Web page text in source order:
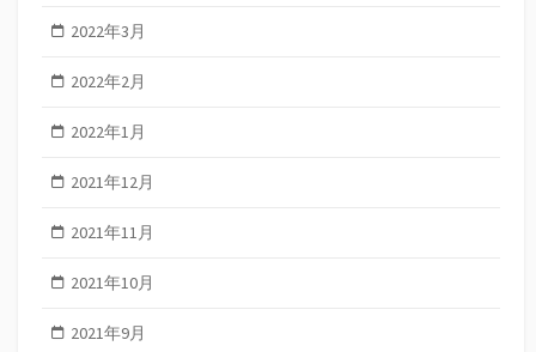
2022年3月
2022年2月
2022年1月
2021年12月
2021年11月
2021年10月
2021年9月